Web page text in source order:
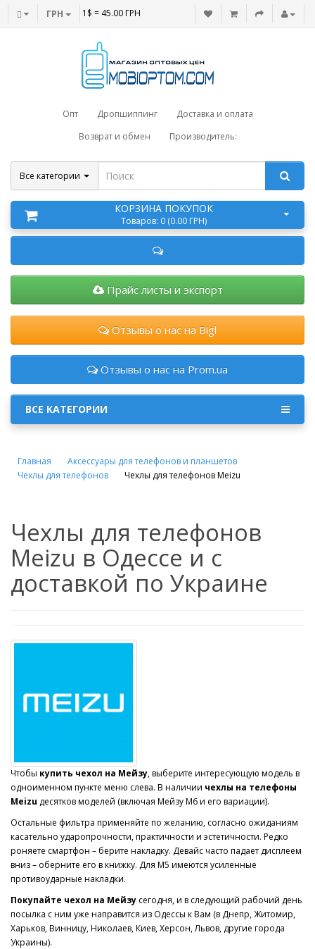
ГРН 1$ = 45.00 ГРН
Опт Дропшиппинг
Доставка и оплата
Возврат и обмен
Производитель:
Все категории
КОРЗИНА ПОКУПОК
Товаров: 0 (0.00 ГРН)
Прайс листы и экспорт
Отзывы о нас на Bigl
Отзывы о нас на Prom.ua
ВСЕ КАТЕГОРИИ
Главная
Аксессуары для телефонов и планшетов
Чехлы для телефонов
Чехлы для телефонов Meizu
Чехлы для телефонов
Meizu в Одессе и с
доставкой по Украине
Чтобы купить чехол на Мейзу, выберите интересующую модель в
одноименном пункте меню слева. В наличии чехлы на телефоны
Meizu десятков моделей (включая Мейзу М6 и его вариации).
Остальные фильтра применяйте по желанию, согласно ожиданиям
касательно ударопрочности, практичности и эстетичности. Редко
роняете смартфон – берите накладку. Девайс часто падает дисплеем
вниз – оберните его в книжку. Для М5 имеются усиленные
противоударные накладки.
Покупайте чехол на Мейзу сегодня, и в следующий рабочий день
посылка с ним уже направится из Одессы к Вам (в Днепр, Житомир,
Харьков, Винницу, Николаев, Киев, Херсон, Львов, другие города
Украины).